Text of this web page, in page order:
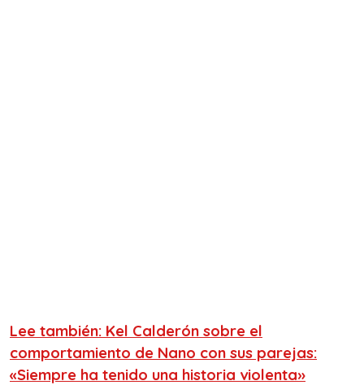
Lee también: Kel Calderón sobre el
comportamiento de Nano con sus parejas:
«Siempre ha tenido una historia violenta»